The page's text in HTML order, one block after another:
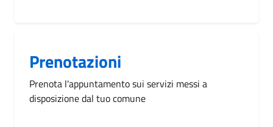
Prenotazioni
Prenota l'appuntamento sui servizi messi a
disposizione dal tuo comune